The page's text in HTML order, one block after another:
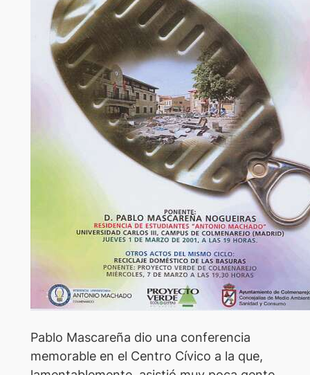
Pablo Mascareña dio una conferencia
memorable en el Centro Cívico a la que,